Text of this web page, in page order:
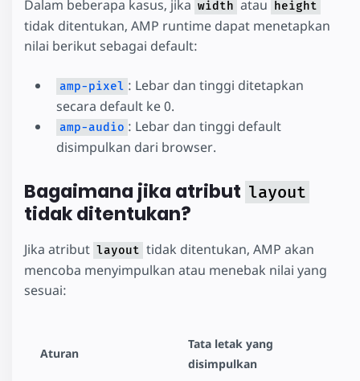
Dalam beberapa kasus, jika width atau height
tidak ditentukan, AMP runtime dapat menetapkan
nilai berikut sebagai default:
amp-pixel : Lebar dan tinggi ditetapkan
secara default ke 0.
amp-audio : Lebar dan tinggi default
disimpulkan dari browser.
Bagaimana jika atribut layout
tidak ditentukan?
Jika atribut layout tidak ditentukan, AMP akan
mencoba menyimpulkan atau menebak nilai yang
sesuai:
Aturan
Tata letak yang
disimpulkan